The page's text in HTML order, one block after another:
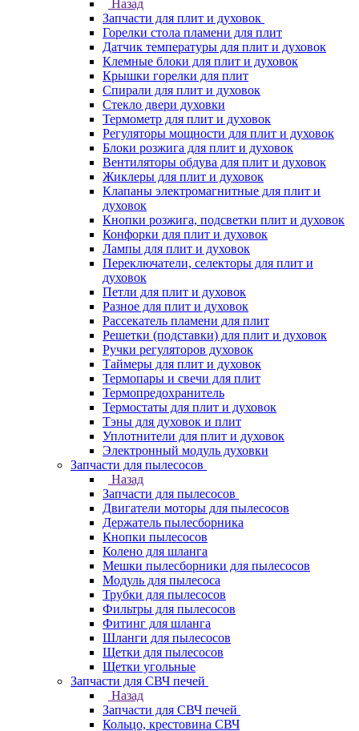
Назад
Запчасти для плит и духовок
Горелки стола пламени для плит
Датчик температуры для плит и духовок
Клемные блоки для плит и духовок
Крышки горелки для плит
Спирали для плит и духовок
Стекло двери духовки
Термометр для плит и духовок
Регуляторы мощности для плит и духовок
Блоки розжига для плит и духовок
Вентиляторы обдува для плит и духовок
Жиклеры для плит и духовок
Клапаны электромагнитные для плит и
духовок
Кнопки розжига, подсветки плит и духовок
Конфорки для плит и духовок
Лампы для плит и духовок
Переключатели, селекторы для плит и
духовок
Петли для плит и духовок
Разное для плит и духовок
Рассекатель пламени для плит
Решетки (подставки) для плит и духовок
Ручки регуляторов духовок
Таймеры для плит и духовок
Термопары и свечи для плит
Термопредохранитель
Термостаты для плит и духовок
Тэны для духовок и плит
Уплотнители для плит и духовок
Электронный модуль духовки
Запчасти для пылесосов
Назад
Запчасти для пылесосов
Двигатели моторы для пылесосов
Держатель пылесборника
Кнопки пылесосов
Колено для шланга
Мешки пылесборники для пылесосов
Модуль для пылесоса
Трубки для пылесосов
Фильтры для пылесосов
Фитинг для шланга
Шланги для пылесосов
Щетки для пылесосов
Щетки угольные
Запчасти для СВЧ печей
Назад
Запчасти для СВЧ печей
Кольцо, крестовина СВЧ